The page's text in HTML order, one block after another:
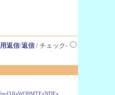
返信/返信/ チェック-